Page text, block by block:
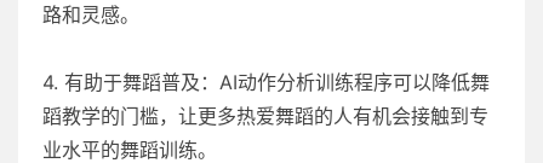
路和灵感。
4. 有助于舞蹈普及：AI动作分析训练程序可以降低舞
蹈教学的门槛，让更多热爱舞蹈的人有机会接触到专
业水平的舞蹈训练。